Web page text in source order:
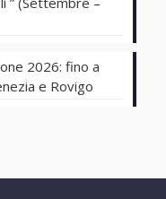
2026: fino a
e Rovigo